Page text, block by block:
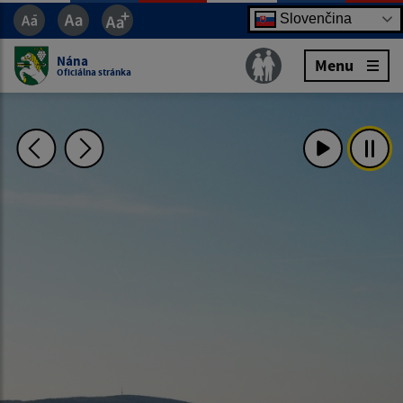
Slovenčina
Nána
Oficiálna stránka Menu